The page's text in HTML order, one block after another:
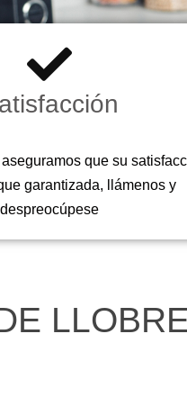
que su
garantizada, llámenos y
despreocúpese